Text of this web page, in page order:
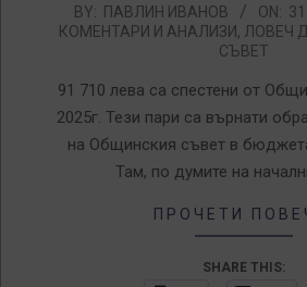
2026-
07-
BY: ПАВЛИН ИВАНОВ ON:
КОМЕНТАРИ И АНАЛИЗИ, ЛОВЕЧ
СЪВЕТ
91 710 лева са спестени от
2025г. Тези пари са върнати
на Общинския съвет в
Там, по думите на
ПРОЧЕТИ
SHARE THIS: